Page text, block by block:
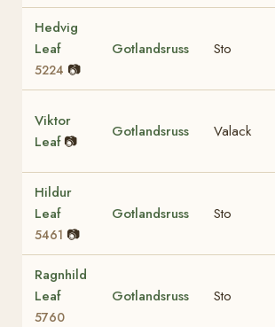
Hedvig
Leaf
5224 📷
Gotlandsruss Sto
Viktor
Leaf 📷
Gotlandsruss Valack
Hildur
Leaf
5461 📷
Gotlandsruss Sto
Ragnhild
Leaf
5760
Gotlandsruss Sto